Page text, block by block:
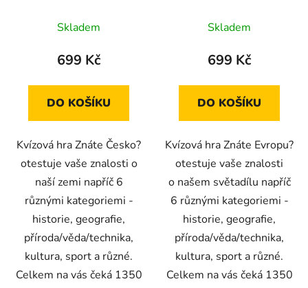
Skladem
699 Kč
DO KOŠÍKU
Kvízová hra Znáte Česko?
otestuje vaše znalosti o
naší zemi napříč 6
různými kategoriemi -
historie, geografie,
příroda/věda/technika,
kultura, sport a různé.
Celkem na vás čeká 1350
Skladem
699 Kč
DO KOŠÍKU
Kvízová hra Znáte Evropu?
otestuje vaše znalosti
o našem světadílu napříč
6 různými kategoriemi -
historie, geografie,
příroda/věda/technika,
kultura, sport a různé.
Celkem na vás čeká 1350